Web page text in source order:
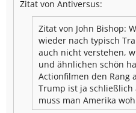
Zitat von Antiversus:
Zitat von John Bishop:
wieder nach typisch
auch nicht verstehen,
und ähnlichen schön
Actionfilmen den Rang
Trump ist ja schließlich
muss man Amerika